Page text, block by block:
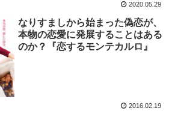
2020.05.29
なりすましから始まった偽恋が、
本物の恋愛に発展することはある
のか？『恋するモンテカルロ』
2016.02.19